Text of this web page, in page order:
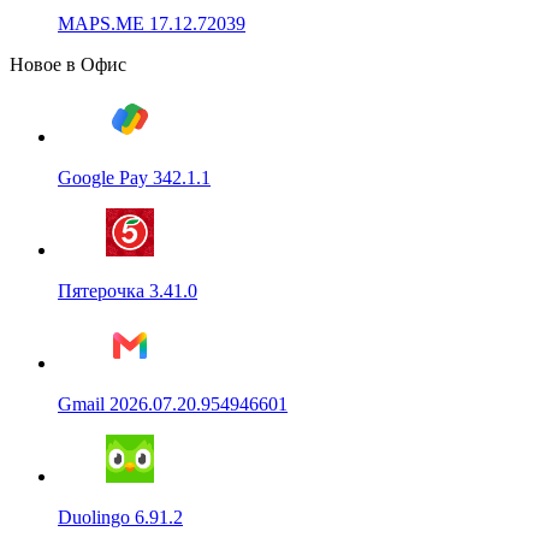
MAPS.ME 17.12.72039
Новое в Офис
Google Pay 342.1.1
Пятерочка 3.41.0
Gmail 2026.07.20.954946601
Duolingo 6.91.2